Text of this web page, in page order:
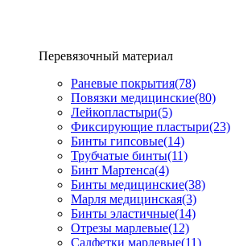
Перевязочный материал
Раневые покрытия(78)
Повязки медицинские(80)
Лейкопластыри(5)
Фиксирующие пластыри(23)
Бинты гипсовые(14)
Трубчатые бинты(11)
Бинт Мартенса(4)
Бинты медицинские(38)
Марля медицинская(3)
Бинты эластичные(14)
Отрезы марлевые(12)
Салфетки марлевые(11)